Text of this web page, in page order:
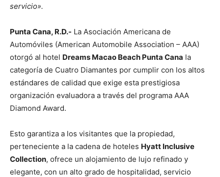
servicio».
Punta Cana, R.D.- La Asociación Americana de
Automóviles (American Automobile Association – AAA)
otorgó al hotel Dreams Macao Beach Punta Cana la
categoría de Cuatro Diamantes por cumplir con los altos
estándares de calidad que exige esta prestigiosa
organización evaluadora a través del programa AAA
Diamond Award.
Esto garantiza a los visitantes que la propiedad,
perteneciente a la cadena de hoteles Hyatt Inclusive
Collection, ofrece un alojamiento de lujo refinado y
elegante, con un alto grado de hospitalidad, servicio